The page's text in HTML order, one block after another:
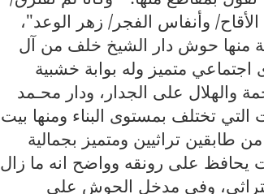
وأنفاس الفجر/ زهر الوعد"،
منها حوش دار الشيخ خلف من آل
متميز وله بوابة خشبية
والهلال على الجدار، ودار محـمد
تختلف بمستوى البناء ومنها بيت
تراثيين ومتميز بجمالية
يحافظ على رونقه وواضح انه ما زال
وفي مدخل الحوش على